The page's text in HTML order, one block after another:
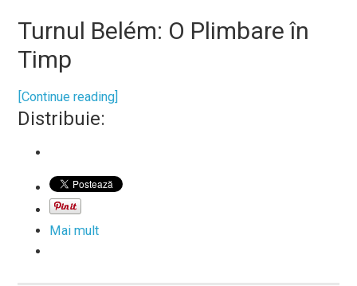
Turnul Belém: O Plimbare în
Timp
[Continue reading]
Distribuie:
Mai mult